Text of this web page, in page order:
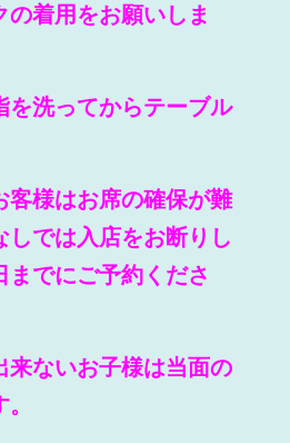
の着用をお願いしま
を洗ってからテーブル
客様はお席の確保が難
しでは入店をお断りし
でにご予約くださ
来ないお子様は当面の